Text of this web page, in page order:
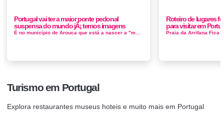
Portugal vai ter a maior ponte pedonal
suspensa do mundo jÃ¡ temos imagens
Roteiro de lugares
para visitar em
Turismo em Portugal
Explora restaurantes museus hoteis e muito mais em Portugal